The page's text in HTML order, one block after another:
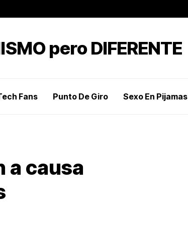
Fans Punto De Giro Sexo En Pijamas
a causa